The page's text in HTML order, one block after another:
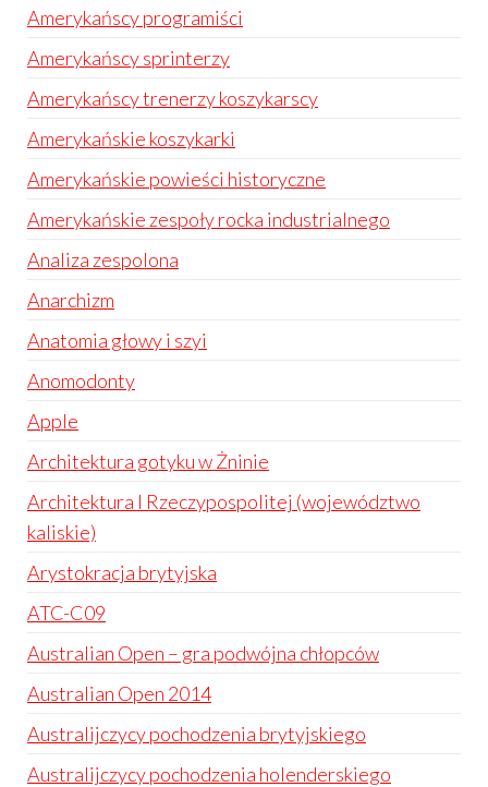
Amerykańscy programiści
Amerykańscy sprinterzy
Amerykańscy trenerzy koszykarscy
Amerykańskie koszykarki
Amerykańskie powieści historyczne
Amerykańskie zespoły rocka industrialnego
Analiza zespolona
Anarchizm
Anatomia głowy i szyi
Anomodonty
Apple
Architektura gotyku w Żninie
Architektura I Rzeczypospolitej (województwo
kaliskie)
Arystokracja brytyjska
ATC-C09
Australian Open – gra podwójna chłopców
Australian Open 2014
Australijczycy pochodzenia brytyjskiego
Australijczycy pochodzenia holenderskiego